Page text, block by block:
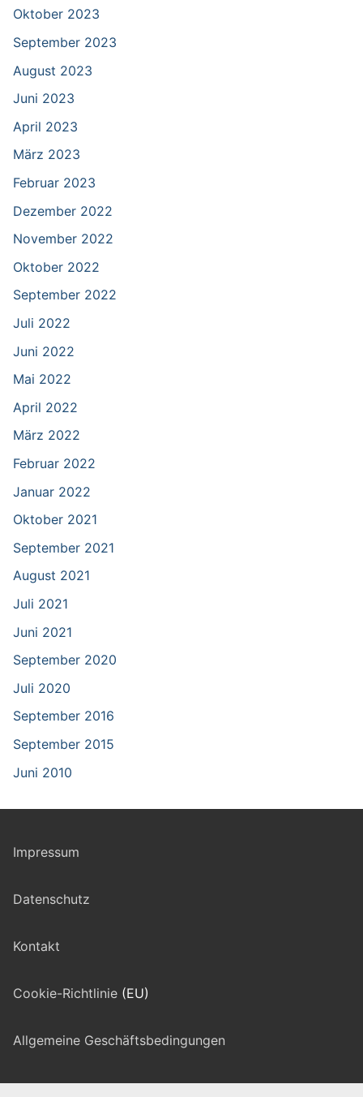
Oktober 2023
September 2023
August 2023
Juni 2023
April 2023
März 2023
Februar 2023
Dezember 2022
November 2022
Oktober 2022
September 2022
Juli 2022
Juni 2022
Mai 2022
April 2022
März 2022
Februar 2022
Januar 2022
Oktober 2021
September 2021
August 2021
Juli 2021
Juni 2021
September 2020
Juli 2020
September 2016
September 2015
Juni 2010
Impressum
Datenschutz
Kontakt
Cookie-Richtlinie (EU)
Allgemeine Geschäftsbedingungen